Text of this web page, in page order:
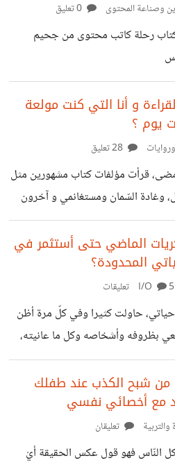
8%B2-
وصناعة المحتوى
رحلة كاتب محتوى من جحيم
https://
و أنا التي كنت مولعة
يوم ؟
مضى، قرأت مؤلفات كتاب مشهورين مثل
وغادة السّمان ومستغانمي و آخرون
غير معروفين كمولود فرعون و غيره. لكن في الآونة الأخيرة و
بعد مرضي أصبحت لا أستطيع إكمال
كنت أقرأ أحيانا كتابا في يوم
السريع نضبت، لا أستطيع
التّركيز أبدا، لذلك أهرب إلى الروايات بالعاميّة المصرية. هي لا
تعاد غالبا. مللت
الماضي حتى أستثمر في
المحدودة؟
5 تعليقات
حاولت كثيرا وفي كلّ مرة أظن
بظروفه وأشخاصه وكل ما عانيته،
أرجع لنفس العجلة. أجدني أدور
كيف أتجاوز ماضيّ اللعين و كل
لم لا أستطيع نسيان ما مضى
من شبح الكذب عند طفلك
مع أخصائي نفسي
والتربية تعليقان
النّاس فهو قول عكس الحقيقة أيْ